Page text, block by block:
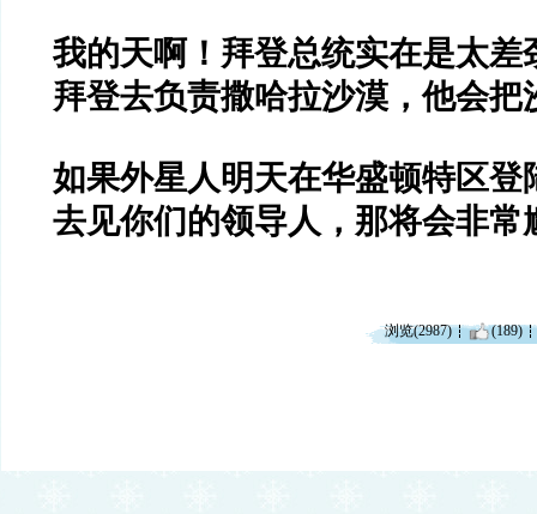
我的天啊！拜登总统实在是太差
拜登去负责撒哈拉沙漠，他会把
如果外星人明天在华盛顿特区登
去见你们的领导人，那将会非常
浏览(2987) (189)